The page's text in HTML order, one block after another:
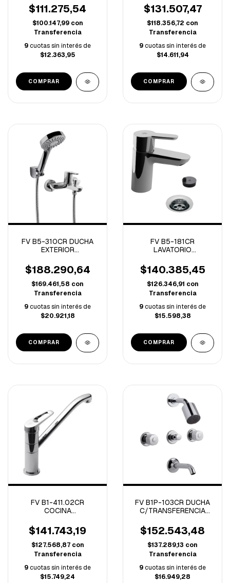
COCINA -UGM203B02-
$111.275,54
$100.147,99 con
Transferencia
9cuotas sin interés de
$12.363,95
$131.507,47
$118.356,72 con
Transferencia
9cuotas sin interés de
$14.611,94
FV B5-310CR DUCHA
EXTERIOR
PUELO
$188.290,64
$169.461,58 con
Transferencia
9cuotas sin interés de
$20.921,18
FV B5-181CR
LAVATORIO
PUELO CROMO
$140.385,45
$126.346,91 con
Transferencia
9cuotas sin interés de
$15.598,38
FV B1-411.02CR
COCINA
ARIZONA CROMO
$141.743,19
$127.568,87 con
Transferencia
9cuotas sin interés de
$15.749,24
FV B1P-103CR DUCHA
C/TRANSFERENCIA
$152.543,48
$137.289,13 con
Transferencia
9cuotas sin interés de
$16.949,28